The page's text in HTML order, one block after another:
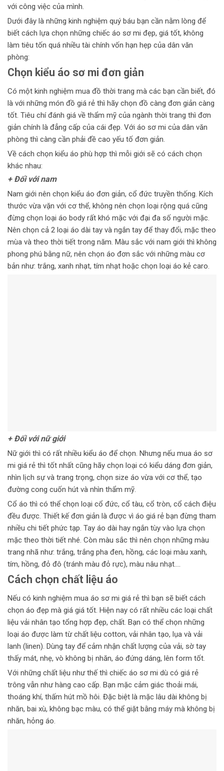
với công việc của mình.
Dưới đây là những kinh nghiệm quý báu bạn cần nằm lòng để
biết cách lựa chọn những chiếc áo sơ mi đẹp, giá tốt, không
làm tiêu tốn quá nhiều tài chính vốn hạn hẹp của dân văn
phòng:
Chọn kiểu áo sơ mi đơn giản
Có một kinh nghiệm mua đồ thời trang mà các bạn cần biết, đó
là với những món đồ giá rẻ thì hãy chọn đồ càng đơn giản càng
tốt. Tiêu chí đánh giá về thẩm mỹ của ngành thời trang thì đơn
giản chính là đẳng cấp của cái đẹp. Với áo sơ mi của dân văn
phòng thì càng cần phải đề cao yếu tố đơn giản.
Về cách chọn kiểu áo phù hợp thì mỗi giới sẽ có cách chọn
khác nhau:
+ Đối với nam
Nam giới nên chọn kiểu áo đơn giản, cổ đức truyền thống. Kích
thước vừa vặn với cơ thể, không nên chọn loại rộng quá cũng
đừng chọn loại áo body rất khó mặc với đại đa số người mặc.
Nên chọn cả 2 loại áo dài tay và ngắn tay để thay đổi, mặc theo
mùa và theo thời tiết trong năm. Màu sắc với nam giới thì không
phong phú bằng nữ, nên chọn áo đơn sắc với những màu cơ
bản như: trắng, xanh nhạt, tím nhạt hoặc chọn loại áo kẻ caro.
+ Đối với nữ giới
Nữ giới thì có rất nhiều kiểu áo để chọn. Nhưng nếu mua áo sơ
mi giá rẻ thì tốt nhất cũng hãy chọn loại có kiểu dáng đơn giản,
nhìn lịch sự và trang trọng, chọn size áo vừa với cơ thể, tạo
đường cong cuốn hút và nhìn thẩm mỹ.
Cổ áo thì có thể chọn loại cổ đức, cổ tàu, cổ tròn, cổ cách điệu
đều được. Thiết kế đơn giản là được vì áo giá rẻ bạn đừng tham
nhiều chi tiết phức tạp. Tay áo dài hay ngắn tùy vào lựa chọn
mặc theo thời tiết nhé. Còn màu sắc thì nên chọn những màu
trang nhã như: trắng, trắng pha đen, hồng, các loại màu xanh,
tím, hồng, đỏ đô (tránh màu đỏ rực), màu nâu nhạt….
Cách chọn chất liệu áo
Nếu có kinh nghiệm mua áo sơ mi giá rẻ thì bạn sẽ biết cách
chọn áo đẹp mà giá giá tốt. Hiện nay có rất nhiều các loại chất
liệu vải nhân tạo tổng hợp đẹp, chất. Bạn có thể chọn những
loại áo được làm từ chất liệu cotton, vải nhân tạo, lụa và vải
lanh (linen). Dùng tay để cảm nhận chất lượng của vải, sờ tay
thấy mát, nhẹ, vò không bị nhăn, áo đứng dáng, lên form tốt.
Với những chất liệu như thế thì chiếc áo sơ mi dù có giá rẻ
trông vẫn như hàng cao cấp. Bạn mặc cảm giác thoải mái,
thoáng khí, thấm hút mồ hôi. Đặc biệt là mặc lâu dài không bị
nhăn, bai xù, không bạc màu, có thể giặt bằng máy mà không bị
nhăn, hỏng áo.